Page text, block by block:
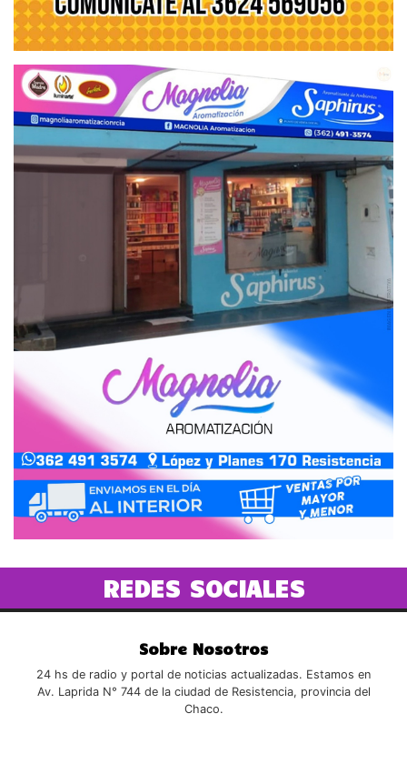
REDES SOCIALES
Sobre Nosotros
24 hs de radio y portal de noticias actualizadas. Estamos en
Av. Laprida N° 744 de la ciudad de Resistencia, provincia del
Chaco.